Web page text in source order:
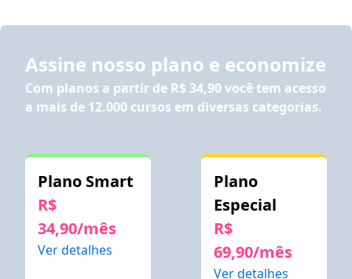
Assine nosso plano e economize
Com planos a partir de R$ 34,90você tem acesso
a mais de 12.000 cursos em diversas categorias.
Plano Smart
R$
34,90/mês
Ver detalhes
Plano
Especial
R$
69,90/mês
Ver detalhes